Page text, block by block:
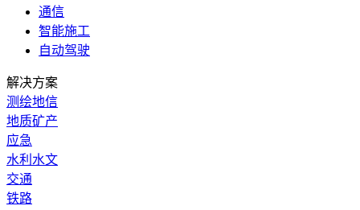
通信
智能施工
自动驾驶
解决方案
测绘地信
地质矿产
应急
水利水文
交通
铁路